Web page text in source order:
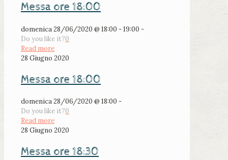
Messa ore 18:00
domenica 28/06/2020 @ 18:00 - 19:00 -
Do you like it?0
Read more
28 Giugno 2020
Messa ore 18:00
domenica 28/06/2020 @ 18:00 -
Do you like it?0
Read more
28 Giugno 2020
Messa ore 18:30